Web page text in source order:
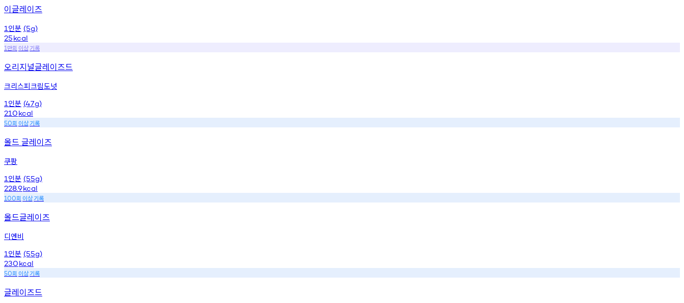
이글레이즈
1 인분 (5g)
25kcal
1 만회 이상기록
오리지널글레이즈드
크리스피크림도넛
1 인분 (47g)
210kcal
50회 이상기록
올드 글레이즈
쿠팡
1 인분 (55g)
228.9kcal
100회 이상기록
올드글레이즈
디엔비
1 인분 (55g)
230kcal
50회 이상기록
글레이즈드